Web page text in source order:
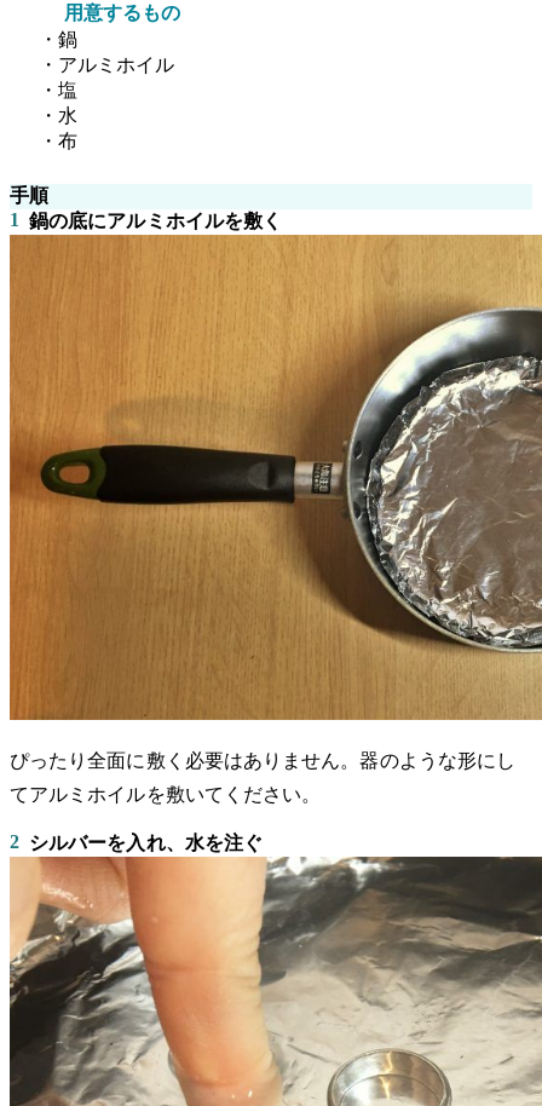
用意するもの
・鍋
・アルミホイル
・塩
・水
・布
手順
1 鍋の底にアルミホイルを敷く
ぴったり全面に敷く必要はありません。器のような形にし
てアルミホイルを敷いてください。
2 シルバーを入れ、水を注ぐ